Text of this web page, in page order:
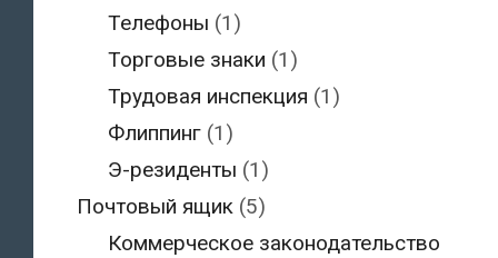
Телефоны (1)
Торговые знаки (1)
Трудовая инспекция (1)
Флиппинг (1)
Э-резиденты (1)
Почтовый ящик(5)
Коммерческое законодательство